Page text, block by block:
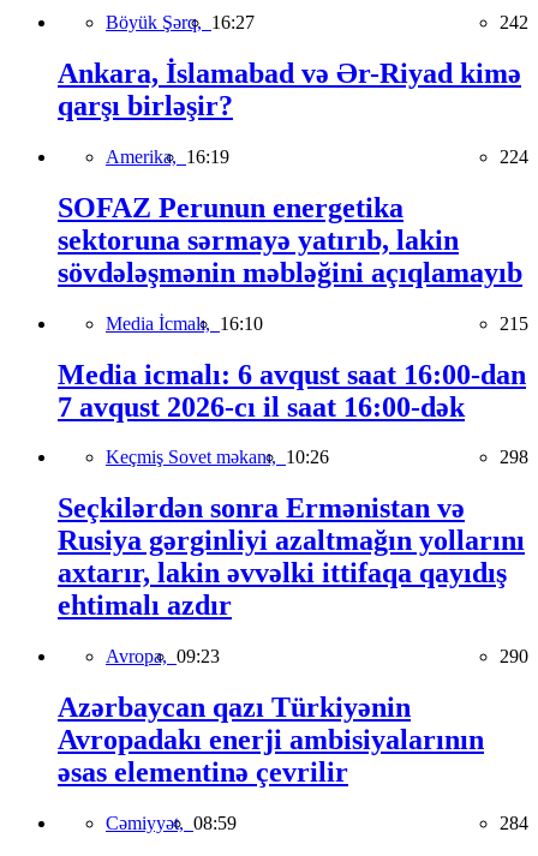
Böyük Şərq, 16:27 242
Ankara, İslamabad və Ər-Riyad kimə
qarşı birləşir?
Amerika, 16:19 224
SOFAZ Perunun energetika
sektoruna sərmayə yatırıb, lakin
sövdələşmənin məbləğini açıqlamayıb
Media İcmalı, 16:10 215
Media icmalı: 6 avqust saat 16:00-dan
7 avqust 2026-cı il saat 16:00-dək
Keçmiş Sovet məkanı, 10:26 298
Seçkilərdən sonra Ermənistan və
Rusiya gərginliyi azaltmağın yollarını
axtarır, lakin əvvəlki ittifaqa qayıdış
ehtimalı azdır
Avropa, 09:23 290
Azərbaycan qazı Türkiyənin
Avropadakı enerji ambisiyalarının
əsas elementinə çevrilir
Cəmiyyət, 08:59 284